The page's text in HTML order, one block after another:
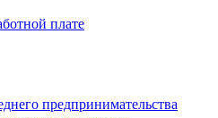
плате
предпринимательства